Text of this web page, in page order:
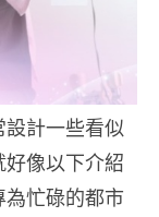
計一些看似
像以下介紹
忙碌的都市